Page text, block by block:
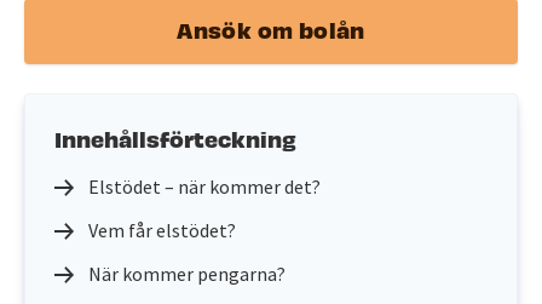
Ansök om bolån
Innehållsförteckning
Elstödet – när kommer det?
Vem får elstödet?
När kommer pengarna?